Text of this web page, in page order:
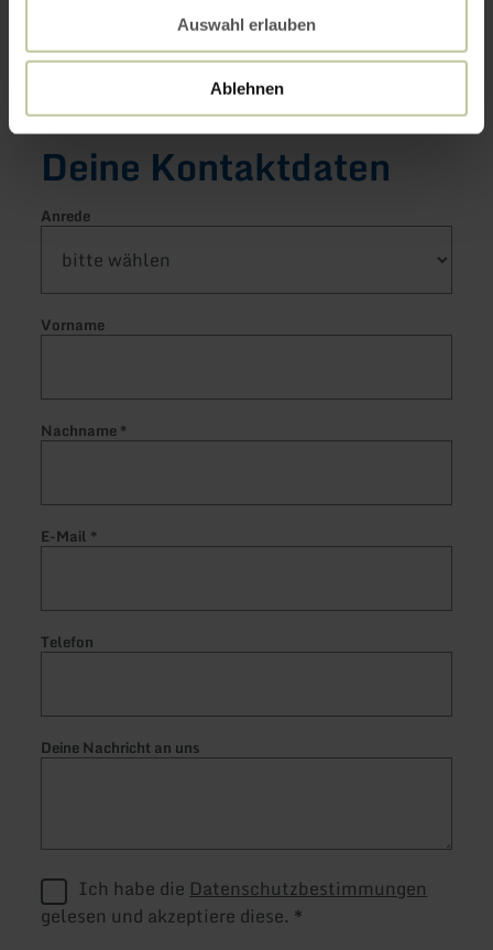
Auswahl erlauben
Ablehnen
Deine Kontaktdaten
Anrede
Vorname
Nachname*
E-Mail *
Telefon
Deine Nachricht an uns
Ich habe die Datenschutzbestimmungen
gelesen und akzeptiere diese. *